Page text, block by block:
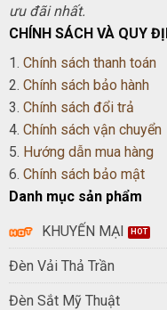
ưu đãi nhất.
CHÍNH SÁCH VÀ QUY
1. Chính sách thanh toán
2. Chính sách bảo hành
3. Chính sách đổi trả
4. Chính sách vận chuyển
5. Hướng dẫn mua hàng
6. Chính sách bảo mật
Danh mục sản phẩm
KHUYẾN MẠI
Đèn Vải Thả Trần
Đèn Sắt Mỹ Thuật